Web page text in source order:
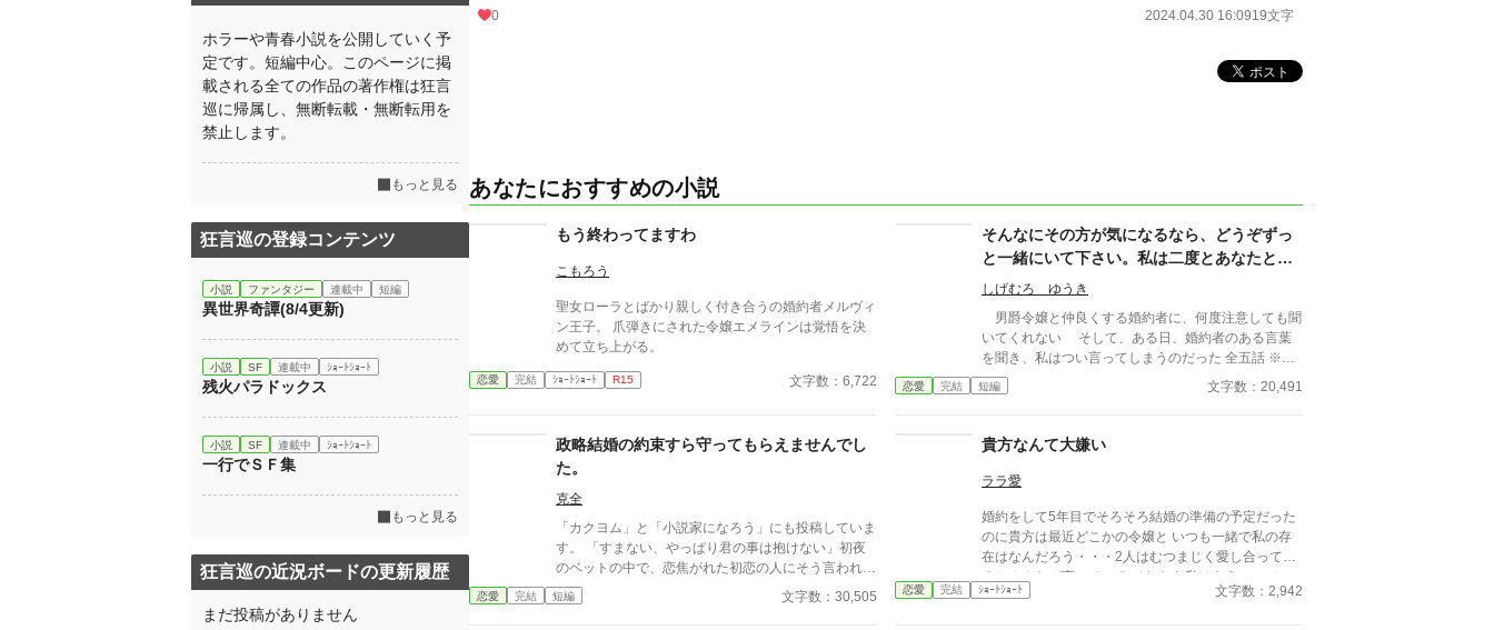
0 2024.04.30 16:0919文字
あなたにおすすめの小説
もう終わってますわ
こもろう
聖女ローラとばかり親しく付き合うの婚約者メルヴィ
ン王子。 爪弾きにされた令嬢エメラインは覚悟を決
めて立ち上がる。
恋愛 完結 ｼｮｰﾄｼｮｰﾄ R15 文字数：6,722
そんなにその方が気になるなら、どうぞずっ
と一緒にいて下さい。私は二度とあなたとは
関わりませんので……。
しげむろ ゆうき
男爵令嬢と仲良くする婚約者に、何度注意しても聞
いてくれない そして、ある日、婚約者のある言葉
を聞き、私はつい言ってしまうのだった 全五話 ※ホ
ラー無し
恋愛 完結 短編 文字数：20,491
政略結婚の約束すら守ってもらえませんでし
た。
克全
「カクヨム」と「小説家になろう」にも投稿していま
す。 「すまない、やっぱり君の事は抱けない」初夜
のベットの中で、恋焦がれた初恋の人にそう言われて
しまいました。私の心は砕け散ってしまいました。初
恋の人が妹を愛していると知った時、妹が死んでしま
恋愛 完結 短編 文字数：30,505
貴方なんて大嫌い
ララ愛
婚約をして5年目でそろそろ結婚の準備の予定だった
のに貴方は最近どこかの令嬢と いつも一緒で私の存
在はなんだろう・・・2人はむつまじく愛し合ってい
るとみんなが言っている それなら私はもういいで
す・・・貴方なんて大嫌い
恋愛 完結 ｼｮｰﾄｼｮｰﾄ 文字数：2,942
ホラーや青春小説を公開していく予
定です。短編中心。このページに掲
載される全ての作品の著作権は狂言
巡に帰属し、無断転載・無断転用を
禁止します。
もっと見る
狂言巡の登録コンテンツ
小説 ファンタジー 連載中 短編
異世界奇譚(8/4更新)
小説 SF 連載中 ｼｮｰﾄｼｮｰﾄ
残火パラドックス
小説 SF 連載中 ｼｮｰﾄｼｮｰﾄ
一行でＳＦ集
もっと見る
狂言巡の近況ボードの更新履歴
まだ投稿がありません